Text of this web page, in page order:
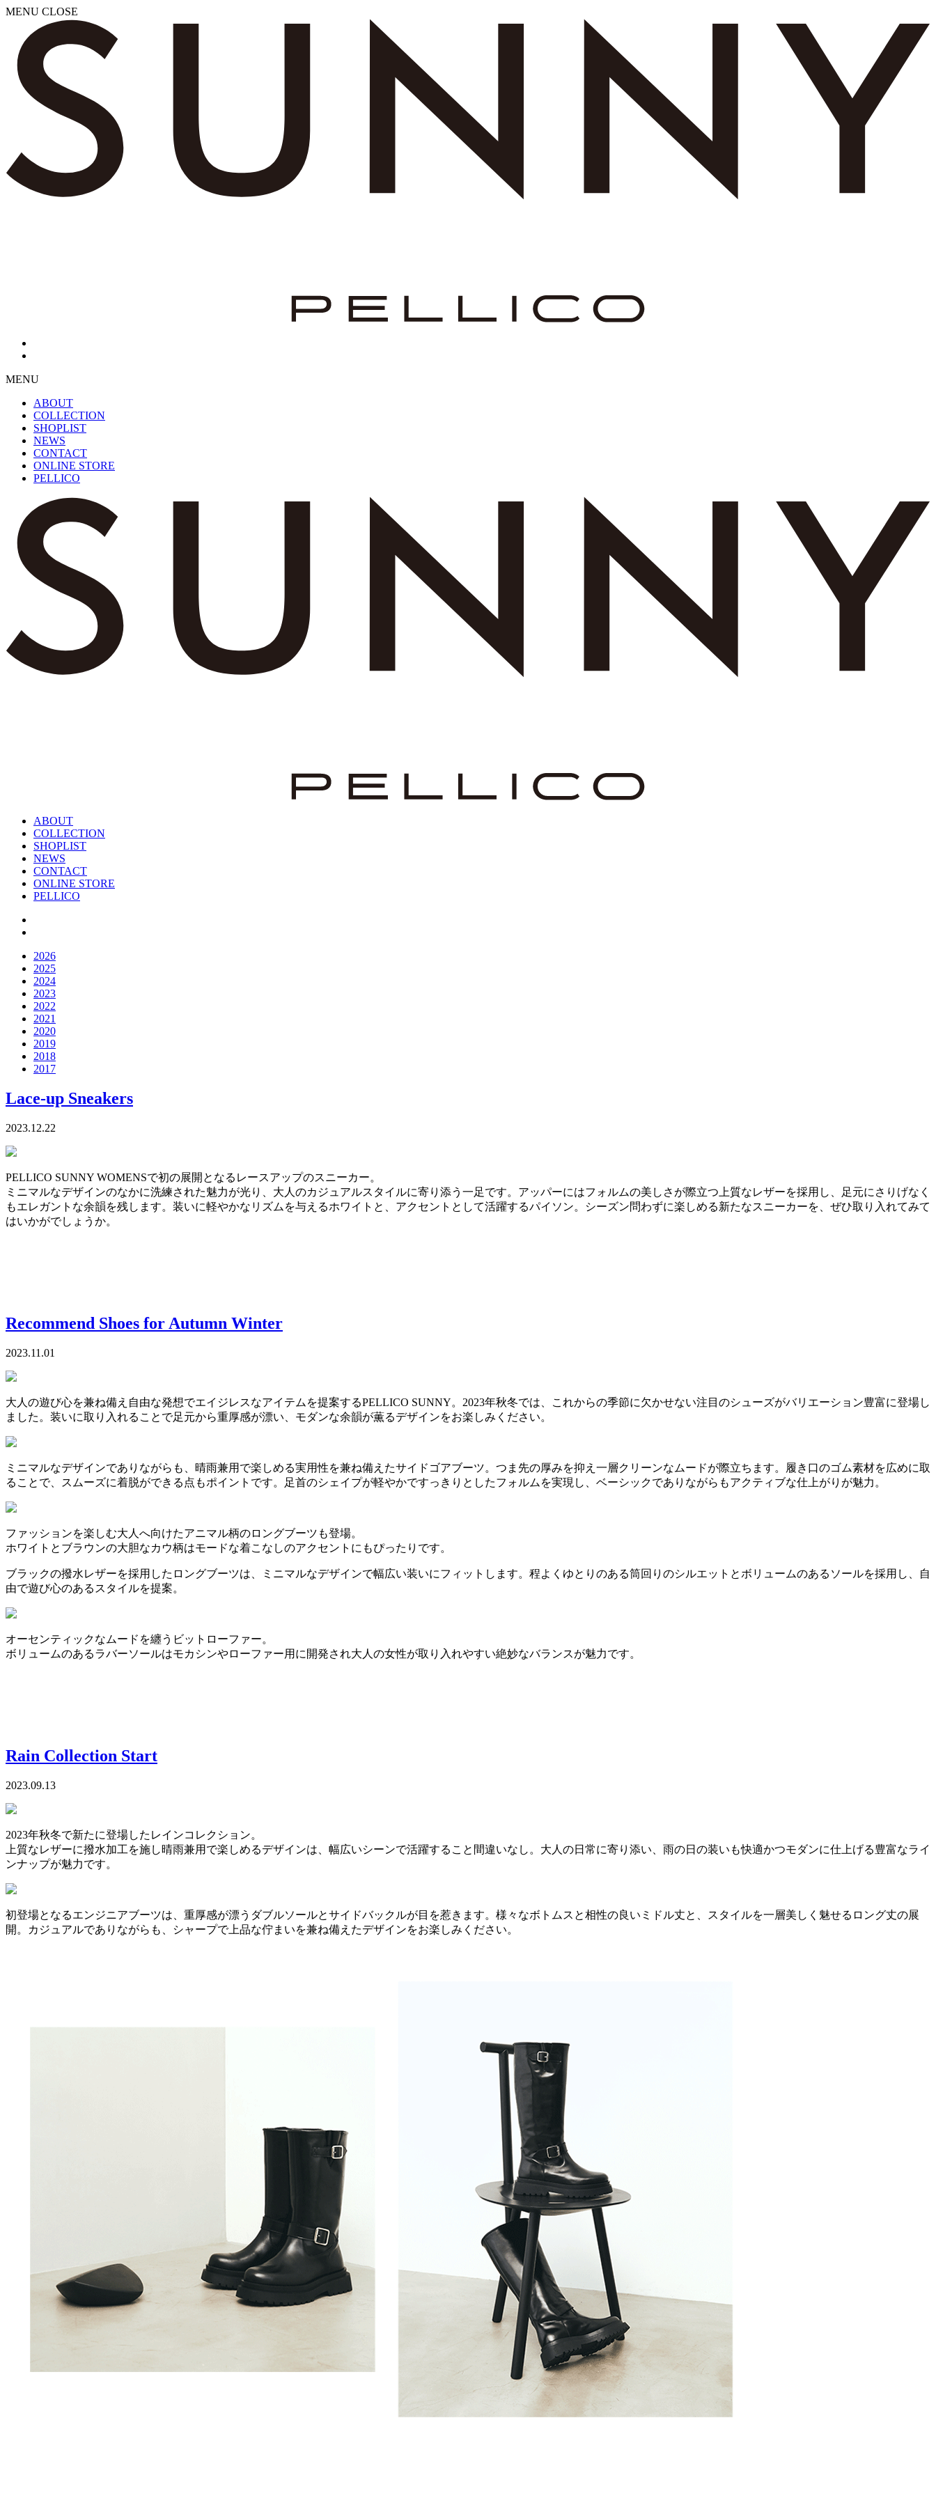
MENU CLOSE
MENU
ABOUT
COLLECTION
SHOPLIST
NEWS
CONTACT
ONLINE STORE
PELLICO
ABOUT
COLLECTION
SHOPLIST
NEWS
CONTACT
ONLINE STORE
PELLICO
2026
2025
2024
2023
2022
2021
2020
2019
2018
2017
Lace-up Sneakers
2023.12.22
PELLICO SUNNY WOMENSで初の展開となるレースアップのスニーカー。
ミニマルなデザインのなかに洗練された魅力が光り、大人のカジュアルスタイルに寄り添う一足です。アッパーにはフォルムの美しさが際立つ上質なレザーを採用し、足元にさりげなく
もエレガントな余韻を残します。装いに軽やかなリズムを与えるホワイトと、アクセントとして活躍するパイソン。シーズン問わずに楽しめる新たなスニーカーを、ぜひ取り入れてみて
はいかがでしょうか。
Recommend Shoes for Autumn Winter
2023.11.01
大人の遊び心を兼ね備え自由な発想でエイジレスなアイテムを提案するPELLICO SUNNY。2023年秋冬では、これからの季節に欠かせない注目のシューズがバリエーション豊富に登場し
ました。装いに取り入れることで足元から重厚感が漂い、モダンな余韻が薫るデザインをお楽しみください。
ミニマルなデザインでありながらも、晴雨兼用で楽しめる実用性を兼ね備えたサイドゴアブーツ。つま先の厚みを抑え一層クリーンなムードが際立ちます。履き口のゴム素材を広めに取
ることで、スムーズに着脱ができる点もポイントです。足首のシェイプが軽やかですっきりとしたフォルムを実現し、ベーシックでありながらもアクティブな仕上がりが魅力。
ファッションを楽しむ大人へ向けたアニマル柄のロングブーツも登場。
ホワイトとブラウンの大胆なカウ柄はモードな着こなしのアクセントにもぴったりです。
ブラックの撥水レザーを採用したロングブーツは、ミニマルなデザインで幅広い装いにフィットします。程よくゆとりのある筒回りのシルエットとボリュームのあるソールを採用し、自
由で遊び心のあるスタイルを提案。
オーセンティックなムードを纏うビットローファー。
ボリュームのあるラバーソールはモカシンやローファー用に開発され大人の女性が取り入れやすい絶妙なバランスが魅力です。
Rain Collection Start
2023.09.13
2023年秋冬で新たに登場したレインコレクション。
上質なレザーに撥水加工を施し晴雨兼用で楽しめるデザインは、幅広いシーンで活躍すること間違いなし。大人の日常に寄り添い、雨の日の装いも快適かつモダンに仕上げる豊富なライ
ンナップが魅力です。
初登場となるエンジニアブーツは、重厚感が漂うダブルソールとサイドバックルが目を惹きます。様々なボトムスと相性の良いミドル丈と、スタイルを一層美しく魅せるロング丈の展
開。カジュアルでありながらも、シャープで上品な佇まいを兼ね備えたデザインをお楽しみください。